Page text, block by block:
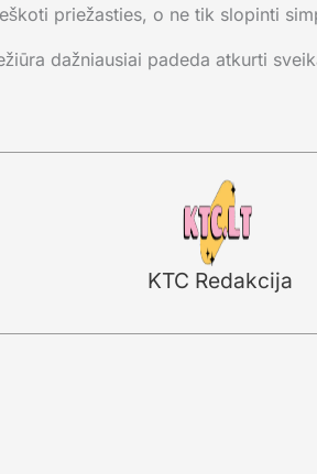
priežasties, o ne tik slopinti
dažniausiai padeda atkurti
KTC Redakcija